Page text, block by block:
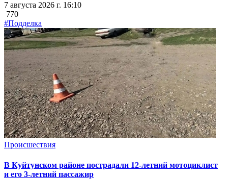
7 августа 2026 г. 16:10
770
#Подделка
Происшествия
В Куйтунском районе пострадали 12-летний мотоциклист
и его 3-летний пассажир